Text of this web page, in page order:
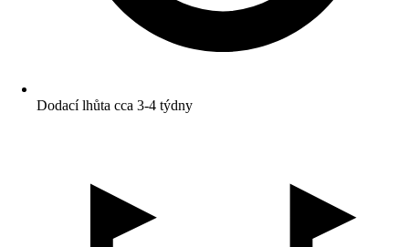
Dodací lhůta cca 3-4 týdny